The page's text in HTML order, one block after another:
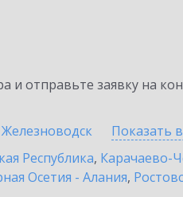
отправьте заявку на
Железноводск Показать
Республика, Карачаево-
Осетия - Алания,